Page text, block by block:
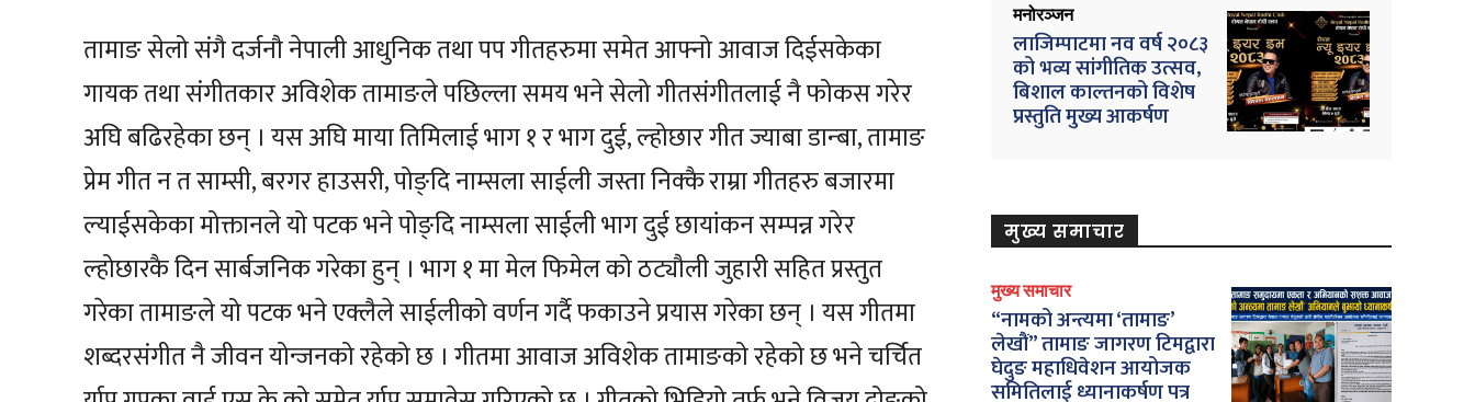
तामाङ सेलो संगै दर्जनौ नेपाली आधुनिक तथा पप गीतहरुमा समेत आफ्नो आवाज दिईसकेका
गायक तथा संगीतकार अविशेक तामाङले पछिल्ला समय भने सेलो गीतसंगीतलाई नै फोकस गरेर
अघि बढिरहेका छन् । यस अघि माया तिमिलाई भाग १ र भाग दुई, ल्होछार गीत ज्याबा डान्बा, तामाङ
प्रेम गीत न त साम्सी, बरगर हाउसरी, पोङ्दि नाम्सला साईली जस्ता निक्कै राम्रा गीतहरु बजारमा
ल्याईसकेका मोक्तानले यो पटक भने पोङ्दि नाम्सला साईली भाग दुई छायांकन सम्पन्न गरेर
ल्होछारकै दिन सार्बजनिक गरेका हुन् । भाग १ मा मेल फिमेल को ठट्यौली जुहारी सहित प्रस्तुत
गरेका तामाङले यो पटक भने एक्लैले साईलीको वर्णन गर्दै फकाउने प्रयास गरेका छन् । यस गीतमा
शब्दरसंगीत नै जीवन योन्जनको रहेको छ । गीतमा आवाज अविशेक तामाङको रहेको छ भने चर्चित
मनोरञ्जन
लाजिम्पाटमा नव वर्ष २०८३
को भव्य सांगीतिक उत्सव,
बिशाल काल्तनको विशेष
प्रस्तुति मुख्य आकर्षण
मुख्य समाचार
मुख्य समाचार
“नामको अन्त्यमा ‘तामाङ’
लेखौं” तामाङ जागरण टिमद्वारा
घेदुङ महाधिवेशन आयोजक
समितिलाई ध्यानाकर्षण पत्र